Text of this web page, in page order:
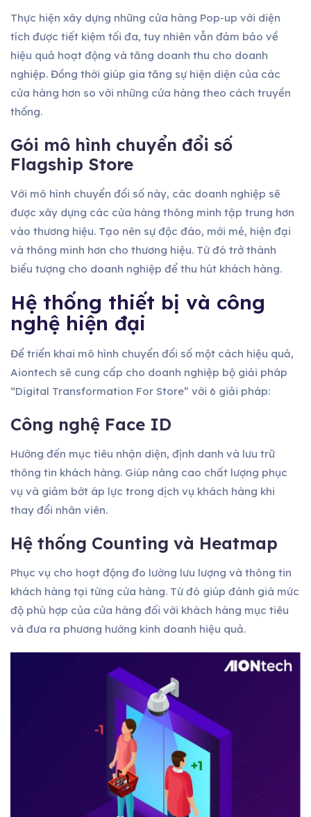
Thực hiện xây dựng những cửa hàng Pop-up với diện
tích được tiết kiệm tối đa, tuy nhiên vẫn đảm bảo về
hiệu quả hoạt động và tăng doanh thu cho doanh
nghiệp. Đồng thời giúp gia tăng sự hiện diện của các
cửa hàng hơn so với những cửa hàng theo cách truyền
thống.
Gói mô hình chuyển đổi số
Flagship Store
Với mô hình chuyển đổi số này, các doanh nghiệp sẽ
được xây dựng các cửa hàng thông minh tập trung hơn
vào thương hiệu. Tạo nên sự độc đáo, mới mẻ, hiện đại
và thông minh hơn cho thương hiệu. Từ đó trở thành
biểu tượng cho doanh nghiệp để thu hút khách hàng.
Hệ thống thiết bị và công
nghệ hiện đại
Để triển khai mô hình chuyển đổi số một cách hiệu quả,
Aiontech sẽ cung cấp cho doanh nghiệp bộ giải pháp
“Digital Transformation For Store” với 6 giải pháp:
Công nghệ Face ID
Hướng đến mục tiêu nhận diện, định danh và lưu trữ
thông tin khách hàng. Giúp nâng cao chất lượng phục
vụ và giảm bớt áp lực trong dịch vụ khách hàng khi
thay đổi nhân viên.
Hệ thống Counting và Heatmap
Phục vụ cho hoạt động đo lường lưu lượng và thông tin
khách hàng tại từng cửa hàng. Từ đó giúp đánh giá mức
độ phù hợp của cửa hàng đối với khách hàng mục tiêu
và đưa ra phương hướng kinh doanh hiệu quả.